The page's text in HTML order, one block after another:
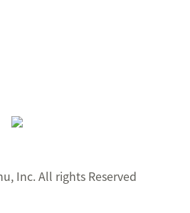
Inc. All rights Reserved